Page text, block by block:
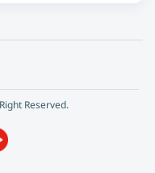
Reserved.